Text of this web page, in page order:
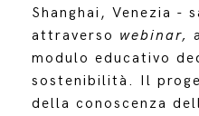
Shanghai, Venezia -
attraverso webinar,
modulo educativo
sostenibilità. Il
della conoscenza